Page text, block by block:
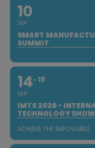
10
SEP
SMART
SUMMIT
14
SEP
19
IMTS 2026 -
TECHNOLOGY SHOW
ACHIEVE THE IMPOSSIBLE